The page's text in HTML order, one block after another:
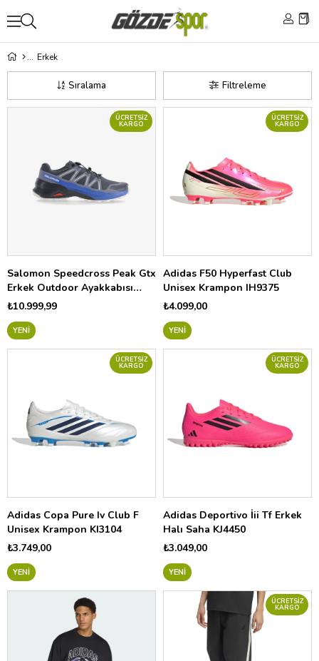
Erkek
Filtreleme
Sıralama
Salomon Speedcross Peak Gtx
Erkek Outdoor Ayakkabısı
L49170800
₺10.999,99
ÜCRETSIZ
KARGO
YENI
Adidas F50 Hyperfast Club
Unisex Krampon IH9375
₺4.099,00
ÜCRETSIZ
KARGO
YENI
Adidas Copa Pure Iv Club F
Unisex Krampon KI3104
₺3.749,00
ÜCRETSIZ
KARGO
YENI
Adidas Deportivo İii Tf Erkek
Halı Saha KJ4450
₺3.049,00
ÜCRETSIZ
KARGO
YENI
ÜCRETSIZ
KARGO